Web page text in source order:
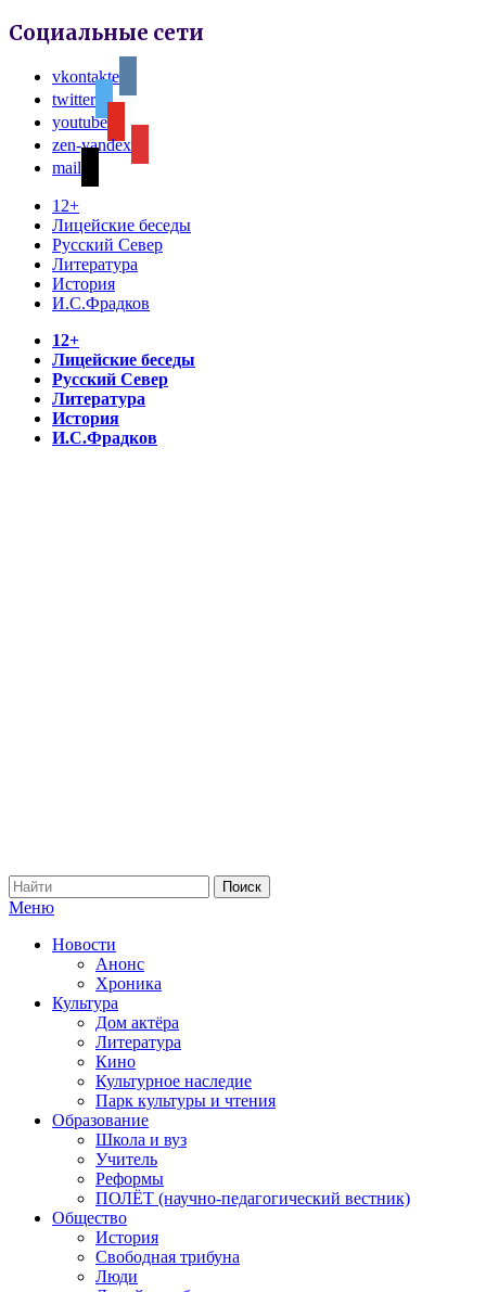
Социальные сети
vkontakte
twitter
youtube
zen-yandex
mail
12+
Лицейские беседы
Русский Север
Литература
История
И.С.Фрадков
12+
Лицейские беседы
Русский Север
Литература
История
И.С.Фрадков
Меню
Новости
Анонс
Хроника
Культура
Дом актёра
Литература
Кино
Культурное наследие
Парк культуры и чтения
Образование
Школа и вуз
Учитель
Реформы
ПОЛЁТ (научно-педагогический вестник)
Общество
История
Свободная трибуна
Люди